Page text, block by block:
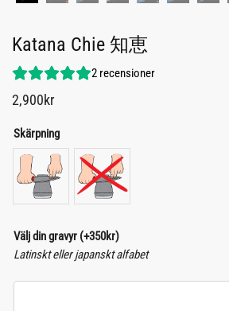
Katana Chie 知恵
2 recensioner
2,900kr
Skärpning
Välj din gravyr (+350kr)
Latinskt eller japanskt alfabet